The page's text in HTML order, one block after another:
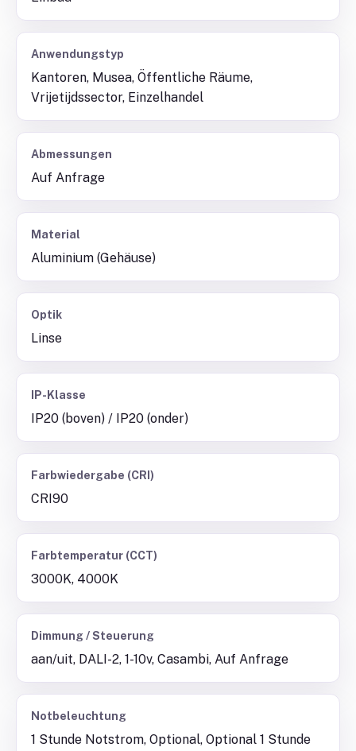
Anwendungstyp
Kantoren, Musea, Öffentliche Räume,
Vrijetijdssector, Einzelhandel
Abmessungen
Auf Anfrage
Material
Aluminium (Gehäuse)
Optik
Linse
IP-Klasse
IP20 (boven) / IP20 (onder)
Farbwiedergabe (CRI)
CRI90
Farbtemperatur (CCT)
3000K, 4000K
Dimmung / Steuerung
aan/uit, DALI-2, 1-10v, Casambi, Auf Anfrage
Notbeleuchtung
1 Stunde Notstrom, Optional, Optional 1 Stunde